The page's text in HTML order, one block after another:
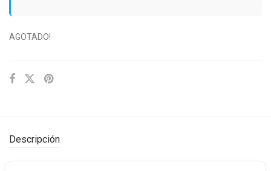
AGOTADO!
Descripción